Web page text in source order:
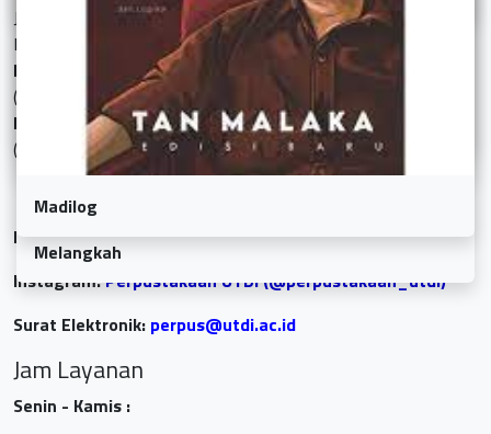
Bintang
Melangkah
Dunia Anna
Madilog
Jl. Raya Janti Karang Jambe No. 143 Yogyakarta 55198
Indonesia
Nomor Telepon :
(0274) 486664
Nomor Faksimili :
(0274) 486438
Facebook:Perpustakaan UTDI
Instagram:Perpustakaan UTDI (@perpustakaan_utdi)
Surat Elektronik: perpus@utdi.ac.id
Jam Layanan
Senin - Kamis :